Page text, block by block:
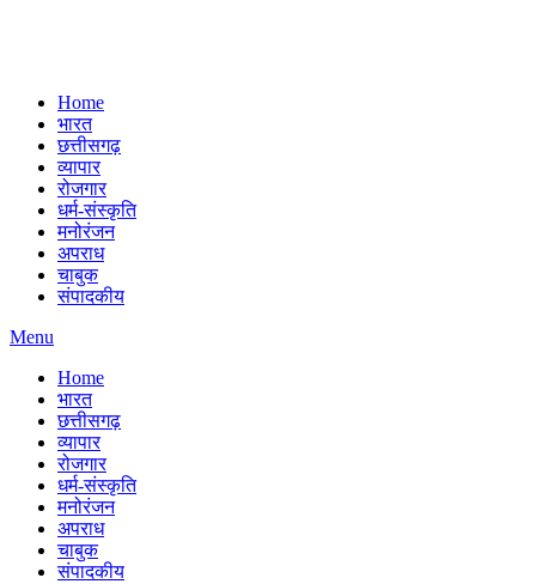
Home
भारत
छत्तीसगढ़
व्यापार
रोजगार
धर्म-संस्कृति
मनोरंजन
अपराध
चाबुक
संपादकीय
Menu
Home
भारत
छत्तीसगढ़
व्यापार
रोजगार
धर्म-संस्कृति
मनोरंजन
अपराध
चाबुक
संपादकीय